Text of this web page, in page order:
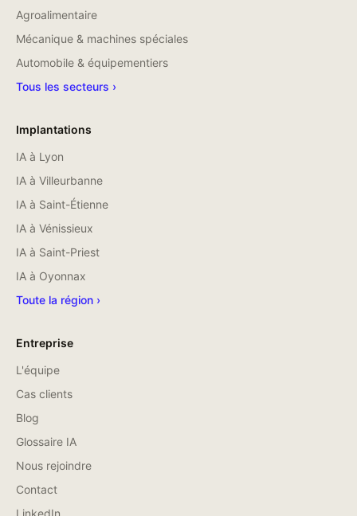
Agroalimentaire
Mécanique & machines spéciales
Automobile & équipementiers
Tous les secteurs ›
Implantations
IA à Lyon
IA à Villeurbanne
IA à Saint-Étienne
IA à Vénissieux
IA à Saint-Priest
IA à Oyonnax
Toute la région ›
Entreprise
L'équipe
Cas clients
Blog
Glossaire IA
Nous rejoindre
Contact
LinkedIn